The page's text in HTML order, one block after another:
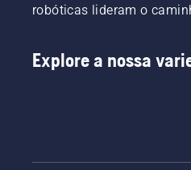
robóticas lideram o
Explore a nossa